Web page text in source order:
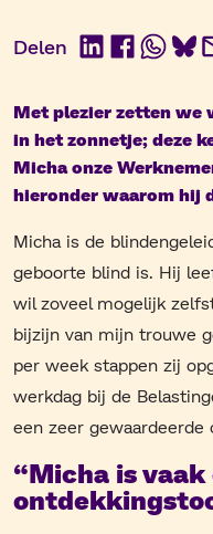
Delen
LinkedIn
Facebook
Met plezier zetten we
in het zonnetje; deze
Micha onze
hieronder waarom hij
Micha is de
geboorte blind is. Hij
wil zoveel mogelijk
bijzijn van mijn trouwe
per week stappen zij
werkdag bij de
een zeer gewaardeerde
“Micha is vaak